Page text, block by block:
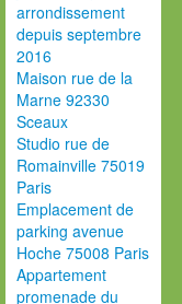
arrondissement
depuis septembre
2016
Maison rue de la
Marne 92330
Sceaux
Studio rue de
Romainville 75019
Paris
Emplacement de
parking avenue
Hoche 75008 Paris
Appartement
promenade du